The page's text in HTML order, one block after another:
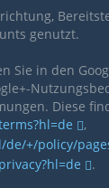
genutzt.
Sie in den
Diese
,
+/policy/
.